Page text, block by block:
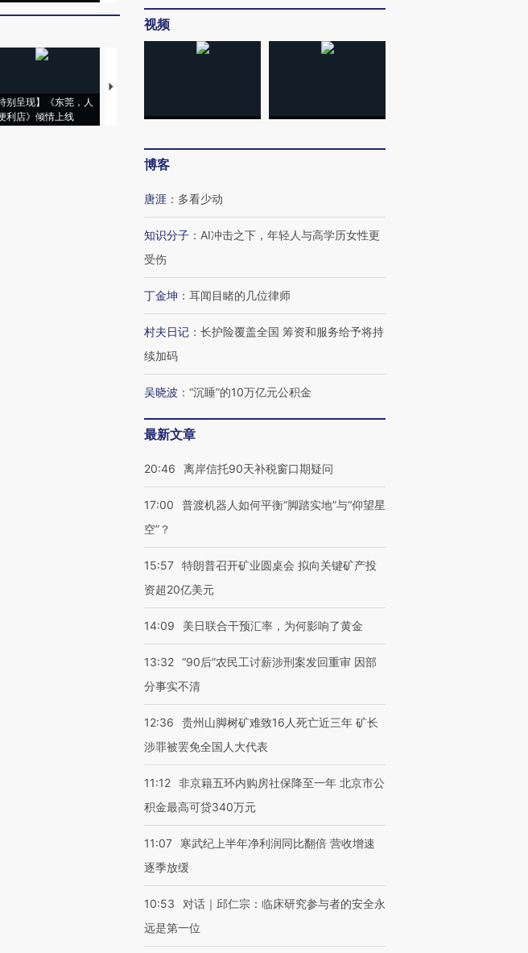
特别呈现】《东莞，人
利店》倾情上线
【推广】走进第四届链博
有意思的生活方式·第三对
住三大增长引擎是什么？
视频
博客
唐涯 ： 多看少动
知识分子 ： AI冲击之下，年轻人与高学历女性更
受伤
丁金坤 ： 耳闻目睹的几位律师
村夫日记 ： 长护险覆盖全国 筹资和服务给予将持
续加码
吴晓波 ： “沉睡”的10万亿元公积金
最新文章
20:46 离岸信托90天补税窗口期疑问
17:00
普渡机器人如何平衡“脚踏实地”与“仰望星
空”？
15:57 特朗普召开矿业圆桌会 拟向关键矿产投
资超20亿美元
14:09 美日联合干预汇率，为何影响了黄金
13:32 “90后”农民工讨薪涉刑案发回重审 因部
分事实不清
12:36
贵州山脚树矿难致16人死亡近三年 矿长
涉罪被罢免全国人大代表
11:12 非京籍五环内购房社保降至一年 北京市公
积金最高可贷340万元
11:07
寒武纪上半年净利润同比翻倍 营收增速
逐季放缓
10:53
对话｜邱仁宗：临床研究参与者的安全永
远是第一位